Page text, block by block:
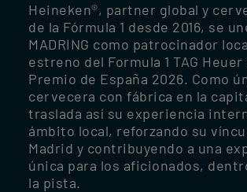
Heineken®, partner global y
de la Fórmula 1 desde 2016, se
MADRING como patrocinador
estreno del Formula 1 TAG Heuer
Premio de España 2026. Como
cervecera con fábrica en la
traslada así su experiencia
ámbito local, reforzando su
Madrid y contribuyendo a una
única para los aficionados,
la pista.